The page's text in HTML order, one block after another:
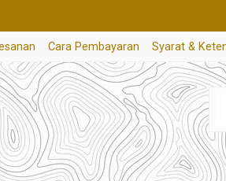
Cara Pembayaran Syarat &